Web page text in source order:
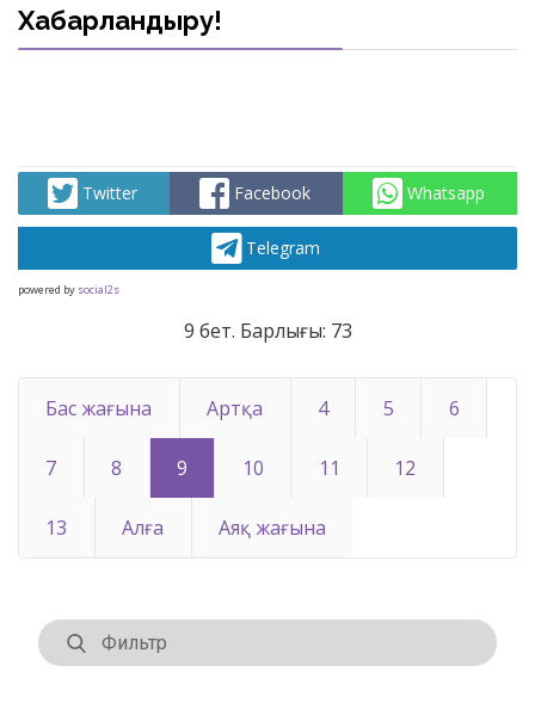
Хабарландыру!
Twitter Facebook Whatsapp
Telegram
powered by social2s
9 бет. Барлығы: 73
Бас жағына Артқа 4 5 6
7 8 9 10 11 12
13 Алға Аяқ жағына